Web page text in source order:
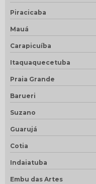
Piracicaba
Mauá
Carapicuíba
Itaquaquecetuba
Praia Grande
Barueri
Suzano
Guarujá
Cotia
Indaiatuba
Embu das Artes